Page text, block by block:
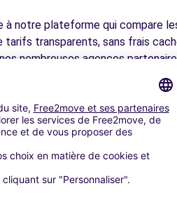
km
km
à notre plateforme qui compare
transparents, sans frais
nombreuses agences
de votre séjour.
réserver votre véhicule en
et vous accompagner
et dans